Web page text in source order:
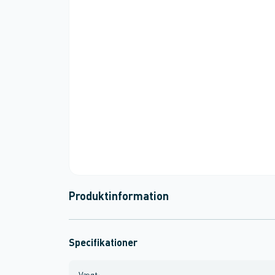
Produktinformation
Specifikationer